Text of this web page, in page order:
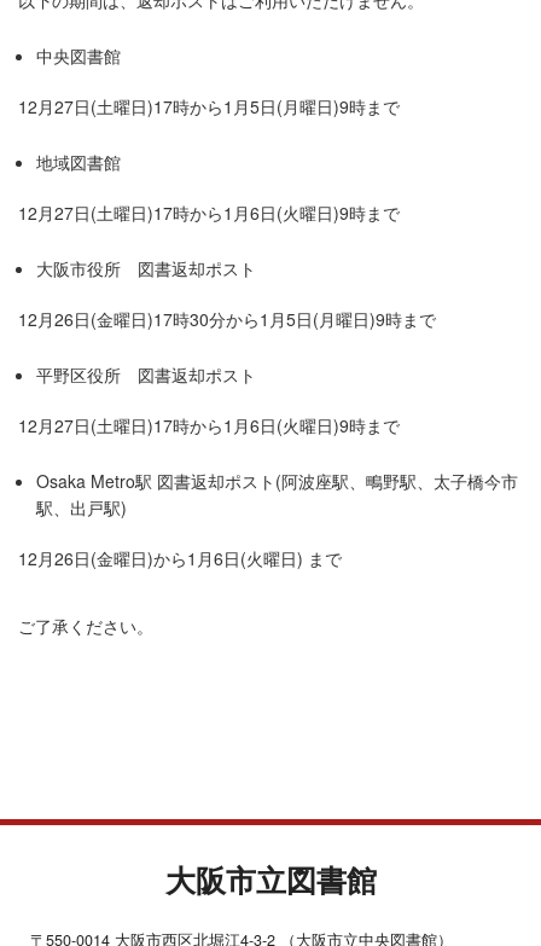
中央図書館
12月27日(土曜日)17時から1月5日(月曜日)9時まで
地域図書館
12月27日(土曜日)17時から1月6日(火曜日)9時まで
大阪市役所 図書返却ポスト
12月26日(金曜日)17時30分から1月5日(月曜日)9時まで
平野区役所 図書返却ポスト
12月27日(土曜日)17時から1月6日(火曜日)9時まで
Osaka Metro駅 図書返却ポスト(阿波座駅、鴫野駅、太子橋今市
駅、出戸駅)
12月26日(金曜日)から1月6日(火曜日) まで
ご了承ください。
大阪市立図書館
〒550-0014 大阪市西区北堀江4-3-2 （大阪市立中央図書館）